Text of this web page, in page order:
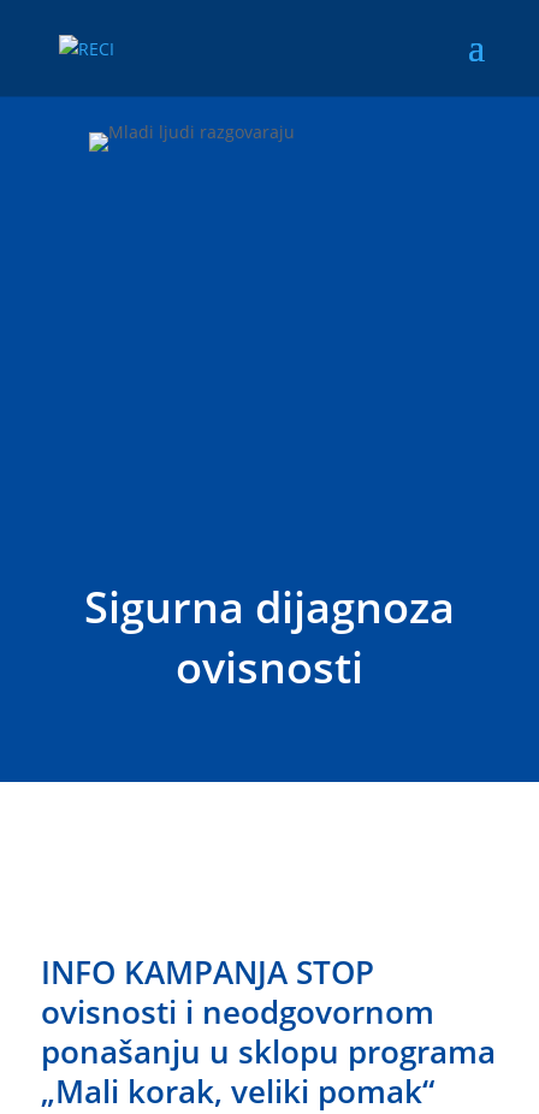
Sigurna dijagnoza
ovisnosti
INFO KAMPANJA STOP
ovisnosti i neodgovornom
ponašanju u sklopu programa
„Mali korak, veliki pomak“